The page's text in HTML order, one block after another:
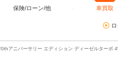
保険/ローン/他 車買取
アニバーサリー エディション ディーゼルターボ